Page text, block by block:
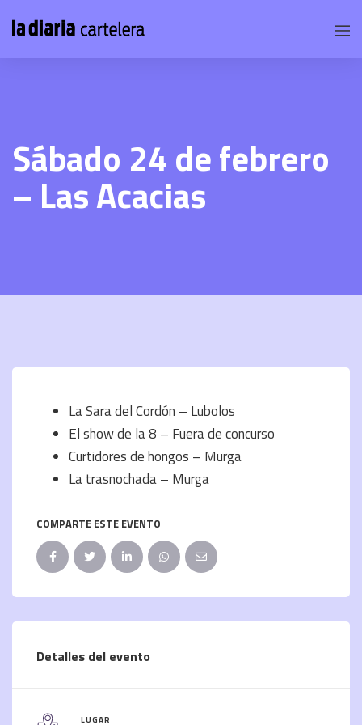
Sábado 24 de febrero
– Las Acacias
La Sara del Cordón – Lubolos
El show de la 8 – Fuera de concurso
Curtidores de hongos – Murga
La trasnochada – Murga
COMPARTE ESTE EVENTO
Detalles del evento
LUGAR